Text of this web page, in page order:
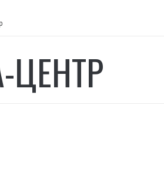
ЦЕНТР